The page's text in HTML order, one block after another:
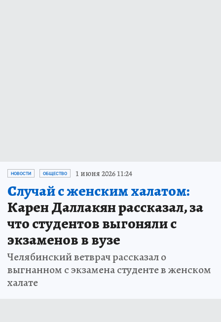
НОВОСТИ ОБЩЕСТВО 1 июня 2026 11:24
Случай с женским халатом:
Карен Даллакян рассказал, за
что студентов выгоняли с
экзаменов в вузе
Челябинский ветврач рассказал о
выгнанном с экзамена студенте в женском
халате